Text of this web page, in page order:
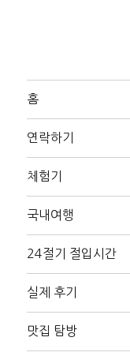
홈
연락하기
체험기
국내여행
24절기 절입시간
실제 후기
맛집 탐방